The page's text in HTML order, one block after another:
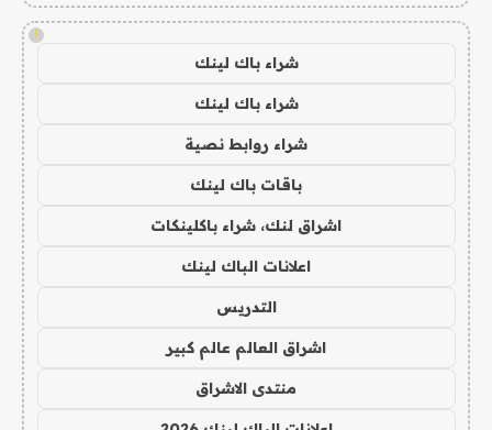
!
شراء باك لينك
شراء باك لينك
شراء روابط نصية
باقات باك لينك
اشراق لنك، شراء باكلينكات
اعلانات الباك لينك
التدريس
اشراق العالم عالم كبير
منتدى الاشراق